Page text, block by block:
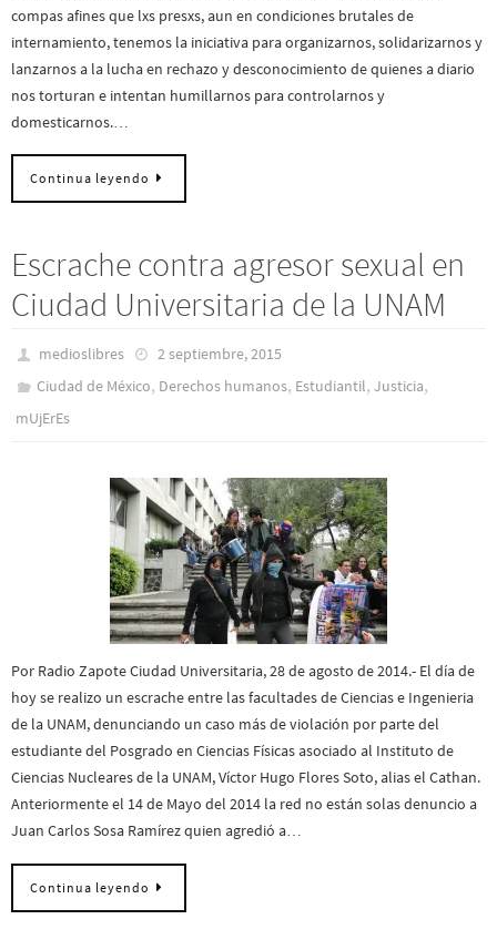
compas afines que lxs presxs, aun en condiciones brutales de
internamiento, tenemos la iniciativa para organizarnos, solidarizarnos y
lanzarnos a la lucha en rechazo y desconocimiento de quienes a diario
nos torturan e intentan humillarnos para controlarnos y
domesticarnos.…
Continua leyendo
Escrache contra agresor sexual en
Ciudad Universitaria de la UNAM
medioslibres
2 septiembre, 2015
Ciudad de México, Derechos humanos, Estudiantil,Justicia,
mUjErEs
Por Radio Zapote Ciudad Universitaria, 28 de agosto de 2014.- El día de
hoy se realizo un escrache entre las facultades de Ciencias e Ingenieria
de la UNAM, denunciando un caso más de violación por parte del
estudiante del Posgrado en Ciencias Físicas asociado al Instituto de
Ciencias Nucleares de la UNAM, Víctor Hugo Flores Soto, alias el Cathan.
Anteriormente el 14 de Mayo del 2014 la red no están solas denuncio a
Juan Carlos Sosa Ramírez quien agredió a…
Continua leyendo